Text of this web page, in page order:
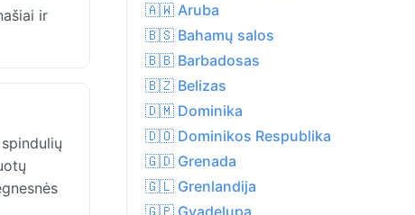
ir
🇦🇼 Aruba
🇧🇸 Bahamų salos
🇧🇧 Barbadosas
🇧🇿 Belizas
🇩🇲 Dominika
🇩🇴 Dominikos Respublika
🇬🇩 Grenada
🇬🇱 Grenlandija